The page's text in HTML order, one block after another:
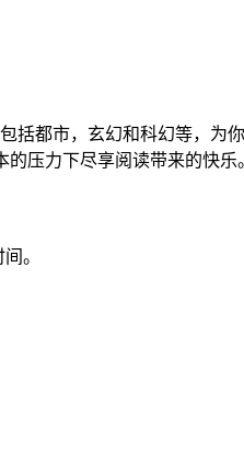
括都市，玄幻和科幻等，为
压力下尽享阅读带来的快乐
。